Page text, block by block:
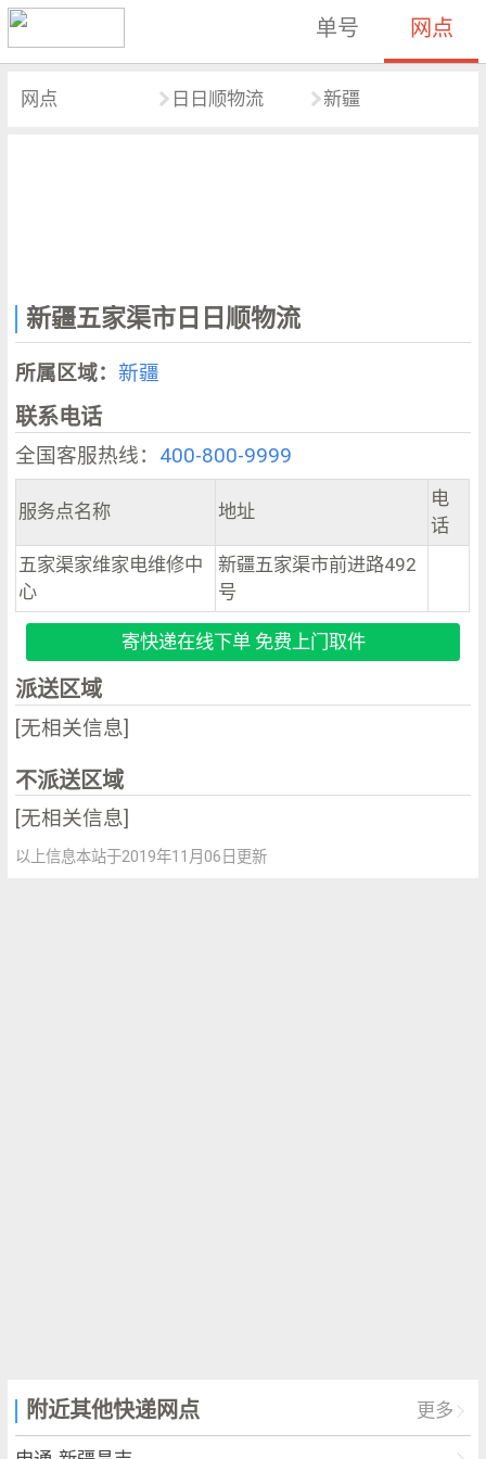
单号 网点
网点 日日顺物流 新疆
新疆五家渠市日日顺物流
所属区域：新疆
联系电话
全国客服热线： 400-800-9999
服务点名称 地址
电
话
五家渠家维家电维修中
心
新疆五家渠市前进路492
号
寄快递在线下单 免费上门取件
派送区域
[无相关信息]
不派送区域
[无相关信息]
以上信息本站于2019年11月06日更新
附近其他快递网点 更多